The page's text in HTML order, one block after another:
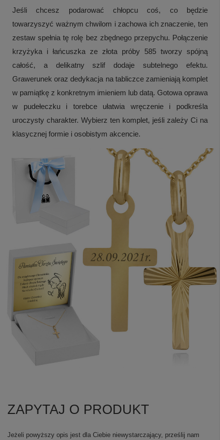
Jeśli chcesz podarować chłopcu coś, co będzie
towarzyszyć ważnym chwilom i zachowa ich znaczenie, ten
zestaw spełnia tę rolę bez zbędnego przepychu. Połączenie
krzyżyka i łańcuszka ze złota próby 585 tworzy spójną
całość, a delikatny szlif dodaje subtelnego efektu.
Grawerunek oraz dedykacja na tabliczce zamieniają komplet
w pamiątkę z konkretnym imieniem lub datą. Gotowa oprawa
w pudełeczku i torebce ułatwia wręczenie i podkreśla
uroczysty charakter. Wybierz ten komplet, jeśli zależy Ci na
klasycznej formie i osobistym akcencie.
ZAPYTAJ O PRODUKT
Jeżeli powyższy opis jest dla Ciebie niewystarczający, prześlij nam